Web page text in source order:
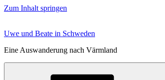
Zum Inhalt springen
Uwe und Beate in Schweden
Eine Auswanderung nach Värmland